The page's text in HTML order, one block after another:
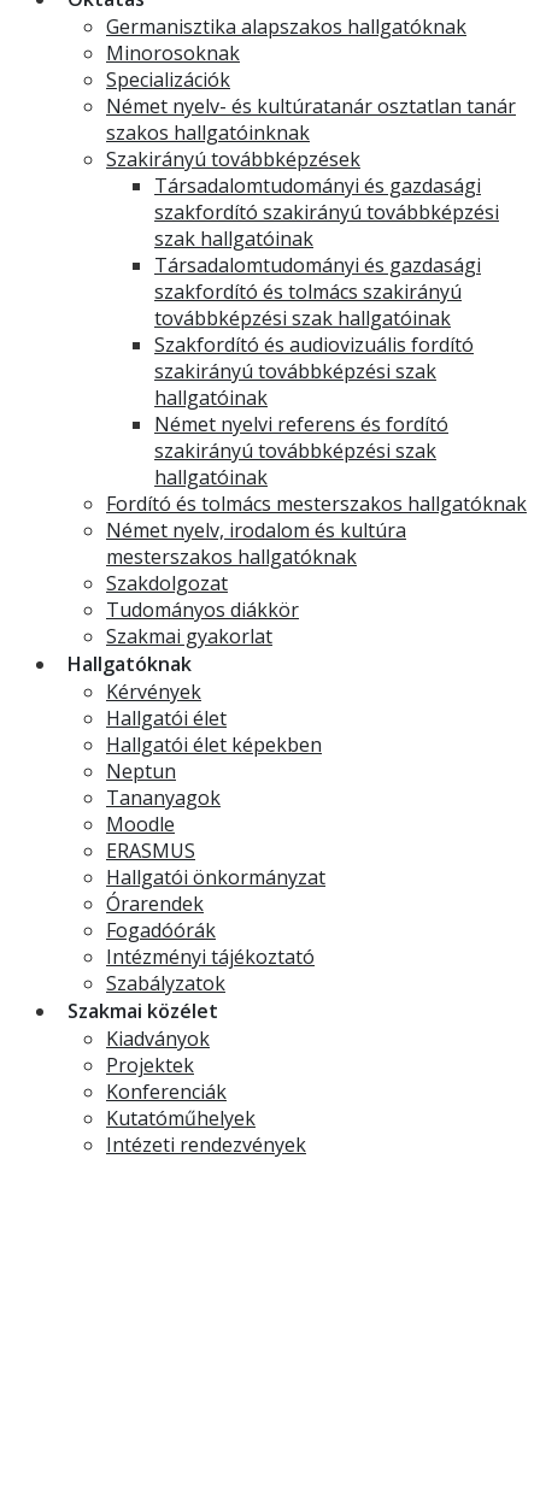
Germanisztika alapszakos hallgatóknak
Minorosoknak
Specializációk
Német nyelv- és kultúratanár osztatlan tanár
szakos hallgatóinknak
Szakirányú továbbképzések
Társadalomtudományi és gazdasági
szakfordító szakirányú továbbképzési
szak hallgatóinak
Társadalomtudományi és gazdasági
szakfordító és tolmács szakirányú
továbbképzési szak hallgatóinak
Szakfordító és audiovizuális fordító
szakirányú továbbképzési szak
hallgatóinak
Német nyelvi referens és fordító
szakirányú továbbképzési szak
hallgatóinak
Fordító és tolmács mesterszakos hallgatóknak
Német nyelv, irodalom és kultúra
mesterszakos hallgatóknak
Szakdolgozat
Tudományos diákkör
Szakmai gyakorlat
Hallgatóknak
Kérvények
Hallgatói élet
Hallgatói élet képekben
Neptun
Tananyagok
Moodle
ERASMUS
Hallgatói önkormányzat
Órarendek
Fogadóórák
Intézményi tájékoztató
Szabályzatok
Szakmai közélet
Kiadványok
Projektek
Konferenciák
Kutatóműhelyek
Intézeti rendezvények